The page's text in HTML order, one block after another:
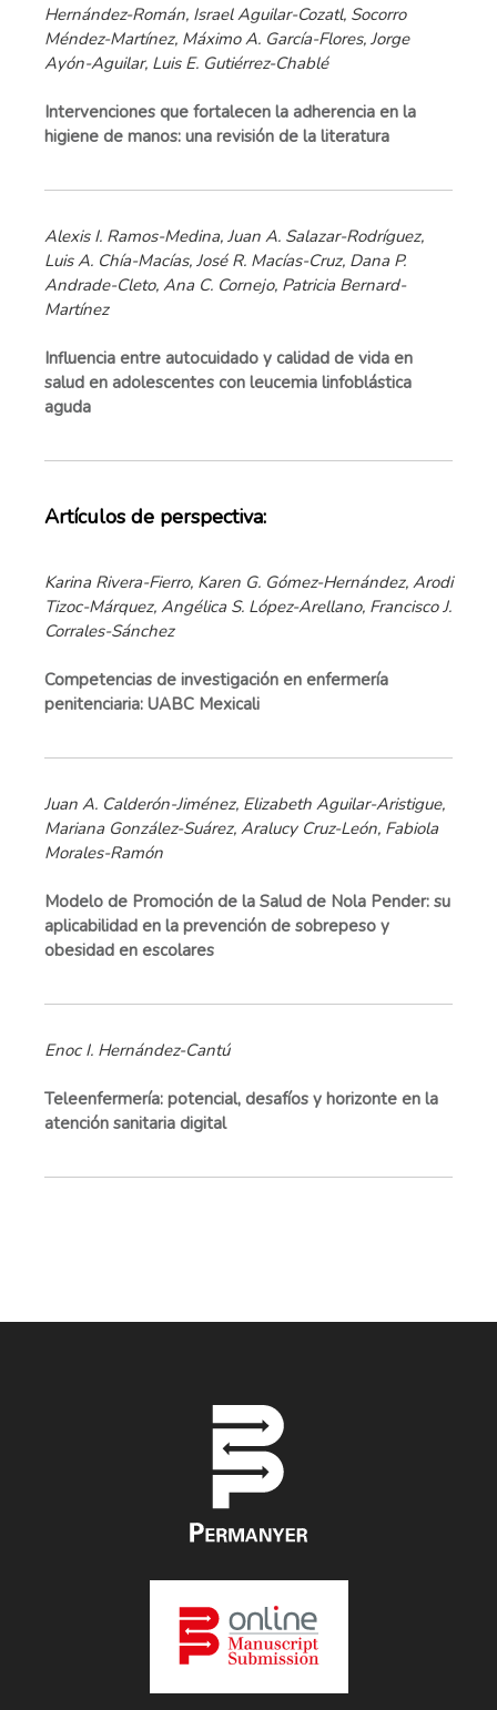
Hernández-Román, Israel Aguilar-Cozatl, Socorro
Méndez-Martínez, Máximo A. García-Flores, Jorge
Ayón-Aguilar, Luis E. Gutiérrez-Chablé
Intervenciones que fortalecen la adherencia en la
higiene de manos: una revisión de la literatura
Alexis I. Ramos-Medina, Juan A. Salazar-Rodríguez,
Luis A. Chía-Macías, José R. Macías-Cruz, Dana P.
Andrade-Cleto, Ana C. Cornejo, Patricia Bernard-
Martínez
Influencia entre autocuidado y calidad de vida en
salud en adolescentes con leucemia linfoblástica
aguda
Artículos de perspectiva:
Karina Rivera-Fierro, Karen G. Gómez-Hernández, Arodi
Tizoc-Márquez, Angélica S. López-Arellano, Francisco J.
Corrales-Sánchez
Competencias de investigación en enfermería
penitenciaria: UABC Mexicali
Juan A. Calderón-Jiménez, Elizabeth Aguilar-Aristigue,
Mariana González-Suárez, Aralucy Cruz-León, Fabiola
Morales-Ramón
Modelo de Promoción de la Salud de Nola Pender: su
aplicabilidad en la prevención de sobrepeso y
obesidad en escolares
Enoc I. Hernández-Cantú
Teleenfermería: potencial, desafíos y horizonte en la
atención sanitaria digital